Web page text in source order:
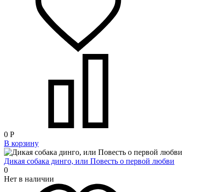
0 Р
В корзину
Дикая собака динго, или Повесть о первой любви
0
Нет в наличии